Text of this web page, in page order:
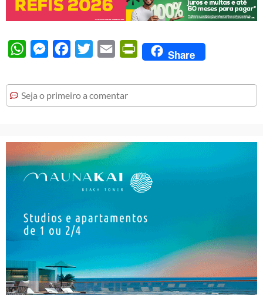
WhatsAppMessengerFacebook
Twitter Email PrintFriendly
Share
Seja o primeiro a comentar